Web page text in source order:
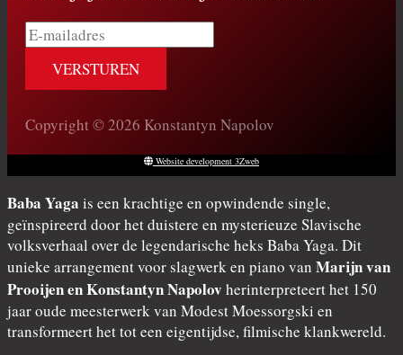
E-
mailadres
Copyright © 2026 Konstantyn Napolov
Website development 3Zweb
Baba Yaga is een krachtige en opwindende single,
geïnspireerd door het duistere en mysterieuze Slavische
volksverhaal over de legendarische heks Baba Yaga. Dit
unieke arrangement voor slagwerk en piano van Marijn van
Prooijen en Konstantyn Napolov herinterpreteert het 150
jaar oude meesterwerk van Modest Moessorgski en
transformeert het tot een eigentijdse, filmische klankwereld.